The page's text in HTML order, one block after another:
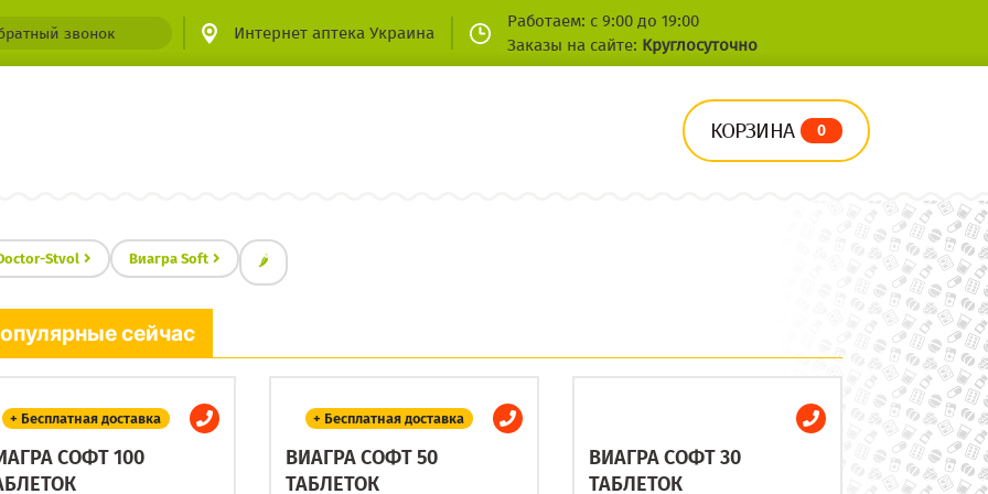
звонок Интернет аптека Украина
Работаем: с 9:00 до 19:00
Заказы на сайте: Круглосуточно
КОРЗИНА 0
Stvol Виагра Soft 🌶
сейчас
+ Бесплатная доставка
СОФТ 100
+ Бесплатная доставка
ВИАГРА СОФТ 50
ТАБЛЕТОК
ВИАГРА СОФТ 30
ТАБЛЕТОК